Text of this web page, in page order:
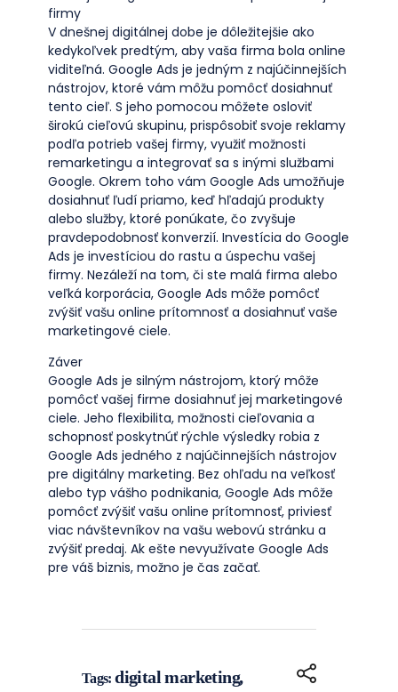
firmy
V dnešnej digitálnej dobe je dôležitejšie ako
kedykoľvek predtým, aby vaša firma bola online
viditeľná. Google Ads je jedným z najúčinnejších
nástrojov, ktoré vám môžu pomôcť dosiahnuť
tento cieľ. S jeho pomocou môžete osloviť
širokú cieľovú skupinu, prispôsobiť svoje reklamy
podľa potrieb vašej firmy, využiť možnosti
remarketingu a integrovať sa s inými službami
Google. Okrem toho vám Google Ads umožňuje
dosiahnuť ľudí priamo, keď hľadajú produkty
alebo služby, ktoré ponúkate, čo zvyšuje
pravdepodobnosť konverzií. Investícia do Google
Ads je investíciou do rastu a úspechu vašej
firmy. Nezáleží na tom, či ste malá firma alebo
veľká korporácia, Google Ads môže pomôcť
zvýšiť vašu online prítomnosť a dosiahnuť vaše
marketingové ciele.
Záver
Google Ads je silným nástrojom, ktorý môže
pomôcť vašej firme dosiahnuť jej marketingové
ciele. Jeho flexibilita, možnosti cieľovania a
schopnosť poskytnúť rýchle výsledky robia z
Google Ads jedného z najúčinnejších nástrojov
pre digitálny marketing. Bez ohľadu na veľkosť
alebo typ vášho podnikania, Google Ads môže
pomôcť zvýšiť vašu online prítomnosť, priviesť
viac návštevníkov na vašu webovú stránku a
zvýšiť predaj. Ak ešte nevyužívate Google Ads
pre váš biznis, možno je čas začať.
Tags:digital marketing,